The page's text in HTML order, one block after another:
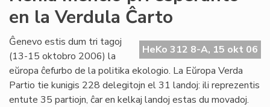
la
LF
en la Verdula Ĉarto
HeKo 312 8-A, 15 okt 06
Ĝenevo estis dum tri tagoj
(13-15 oktobro 2006) la
eŭropa ĉefurbo de la politika ekologio. La Eŭropa Verda
Partio tie kunigis 228 delegitojn el 31 landoj: ili reprezentis
entute 35 partiojn, ĉar en kelkaj landoj estas du movadoj.